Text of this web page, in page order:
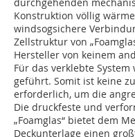
durchgehenden
Konstruktion völlig
windsogsichere
Zellstruktur von
Hersteller von keinem
Für das verklebte
geführt. Somit ist keine
erforderlich, um die
Die druckfeste und
„Foamglas“ bietet dem
Deckunterlage einen